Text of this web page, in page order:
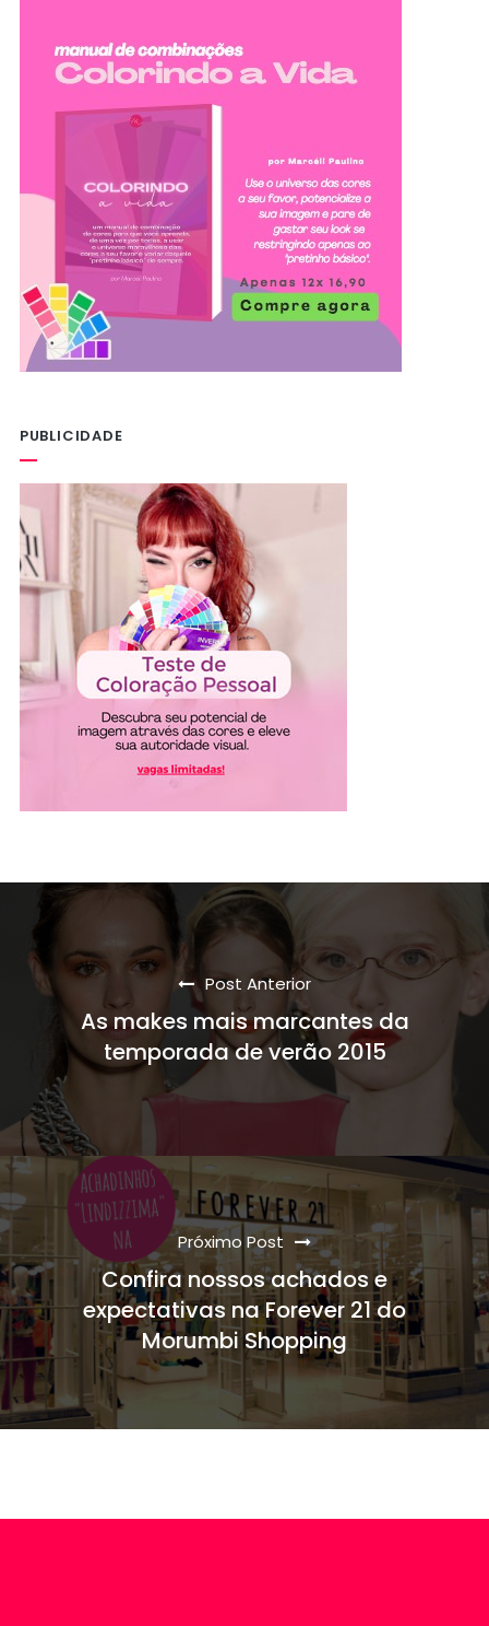
PUBLICIDADE
Post Anterior
As makes mais marcantes da
temporada de verão 2015
Próximo Post
Confira nossos achados e
expectativas na Forever 21 do
Morumbi Shopping